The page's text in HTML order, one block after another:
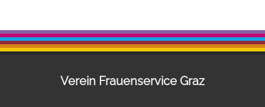
Verein Frauenservice Graz